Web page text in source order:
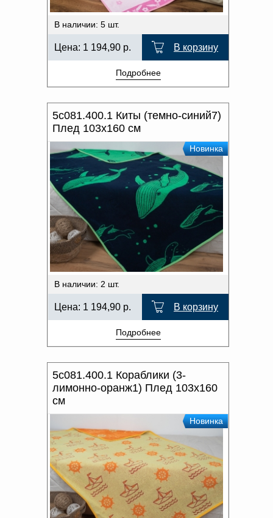
В наличии: 5 шт.
Цена: 1 194,90 р. В корзину
Подробнее
5с081.400.1 Киты (темно-синий7)
Плед 103х160 см
Новинка
В наличии: 2 шт.
Цена: 1 194,90 р. В корзину
Подробнее
5с081.400.1 Кораблики (3-
лимонно-оранж1) Плед 103х160
см
Новинка